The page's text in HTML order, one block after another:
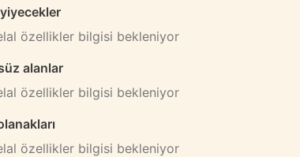
özellikler bilgisi bekleniyor
alanlar
özellikler bilgisi bekleniyor
özellikler bilgisi bekleniyor